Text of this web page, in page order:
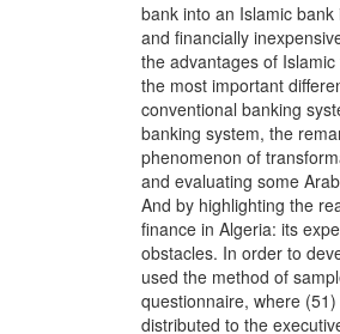
bank into an Islamic
and financially
the advantages of
the most important
conventional banking
banking system, the
phenomenon of
and evaluating some
And by highlighting the
finance in Algeria: its
obstacles. In order to
used the method of
questionnaire, where
distributed to the